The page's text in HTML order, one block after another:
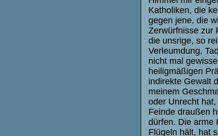
Katholiken, die
gegen jene, die
Zerwürfnisse zur
die unsrige, so
Verleumdung,
nicht mal
heiligmäßigen
indirekte Gewalt
meinem
oder Unrecht
Feinde draußen
dürfen. Die arme
Flügeln hält, hat